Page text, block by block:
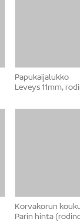
Papukaijalukko
Leveys 11mm,
Korvakorun
Parin hinta